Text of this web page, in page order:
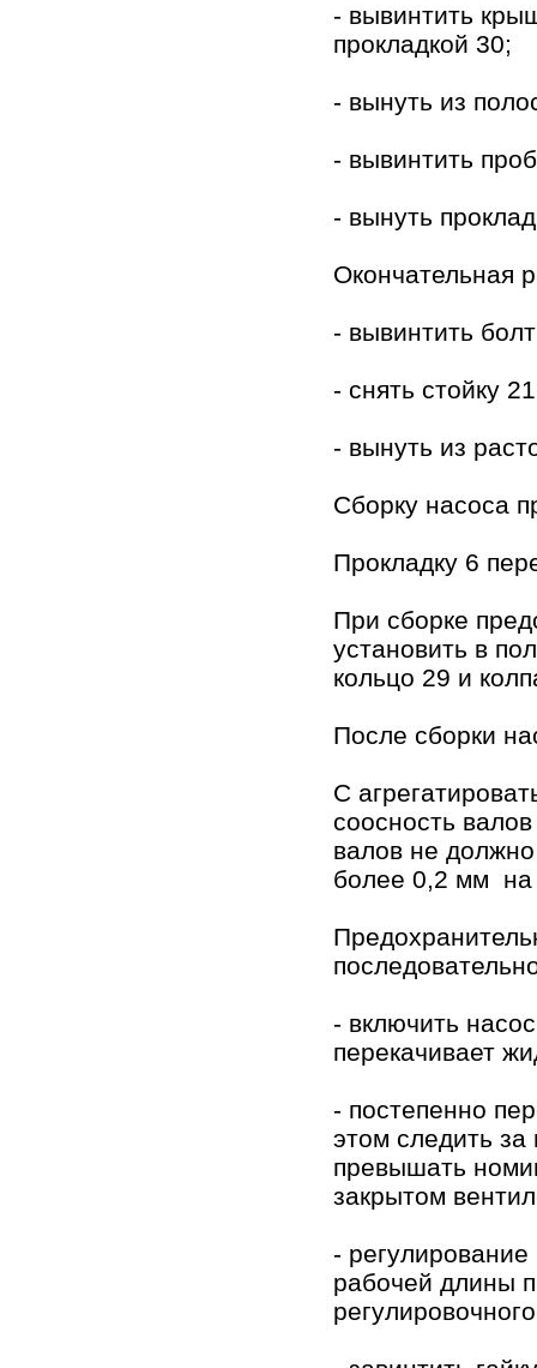
- вывинтить
прокладкой 30;
- вынуть из
- вывинтить
- вынуть
Окончательная
- вывинтить
- снять стойку
- вынуть из
Сборку насоса
Прокладку 6
При сборке
установить в
кольцо 29 и
После сборки
С
соосность
валов не
более 0,2 мм
- включить
перекачивает
- постепенно
этом следить
превышать
закрытом
-
рабочей длины